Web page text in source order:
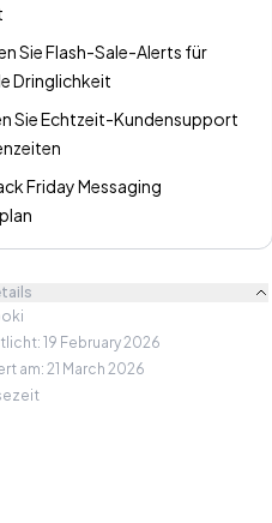
Sie Flash-Sale-Alerts für
Dringlichkeit
Sie Echtzeit-Kundensupport
Friday Messaging
: 19 February 2026
am: 21 March 2026